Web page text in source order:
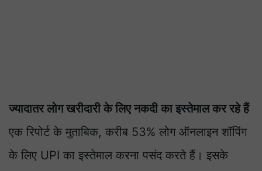
ज्यादातर लोग खरीदारी के लिए नकदी का इस्तेमाल कर रहे हैं
एक रिपोर्ट के मुताबिक, करीब 53% लोग ऑनलाइन शॉपिंग
के लिए UPI का इस्तेमाल करना पसंद करते हैं। इसके